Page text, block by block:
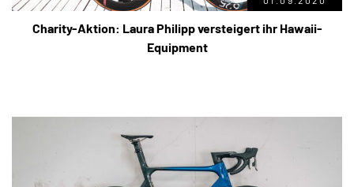
Charity-Aktion: Laura Philipp versteigert ihr Hawaii-
Equipment